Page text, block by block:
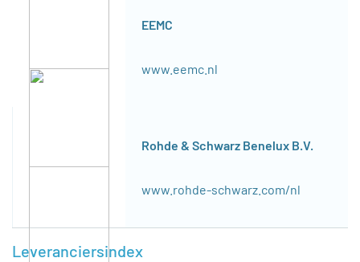
EEMC
www.eemc.nl
Rohde & Schwarz Benelux B.V.
www.rohde-schwarz.com/nl
Leveranciersindex